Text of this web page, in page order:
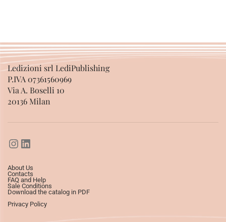
Ledizioni srl LediPublishing
P.IVA 07361560969
Via A. Boselli 10
20136 Milan
About Us
Contacts
FAQ and Help
Sale Conditions
Download the catalog in PDF
Privacy Policy